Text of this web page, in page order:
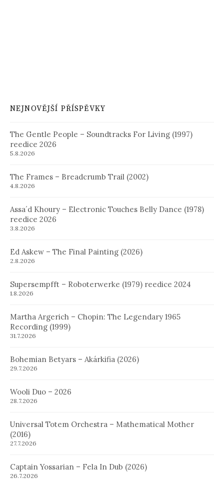
NEJNOVĚJŠÍ PŘÍSPĚVKY
The Gentle People – Soundtracks For Living (1997)
reedice 2026
5.8.2026
The Frames – Breadcrumb Trail (2002)
4.8.2026
Assa´d Khoury – Electronic Touches Belly Dance (1978)
reedice 2026
3.8.2026
Ed Askew – The Final Painting (2026)
2.8.2026
Supersempfft – Roboterwerke (1979) reedice 2024
1.8.2026
Martha Argerich – Chopin: The Legendary 1965
Recording (1999)
31.7.2026
Bohemian Betyars – Akárkifia (2026)
29.7.2026
Wooli Duo – 2026
28.7.2026
Universal Totem Orchestra – Mathematical Mother
(2016)
27.7.2026
Captain Yossarian – Fela In Dub (2026)
26.7.2026